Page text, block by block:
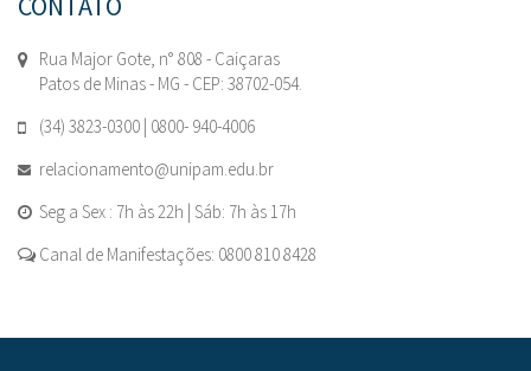
Rua Major Gote, n° 808 - Caiçaras
Patos de Minas - MG - CEP: 38702-054.
(34) 3823-0300 | 0800- 940-4006
relacionamento@unipam.edu.br
Seg a Sex : 7h às 22h | Sáb: 7h às 17h
Canal de Manifestações: 0800 810 8428